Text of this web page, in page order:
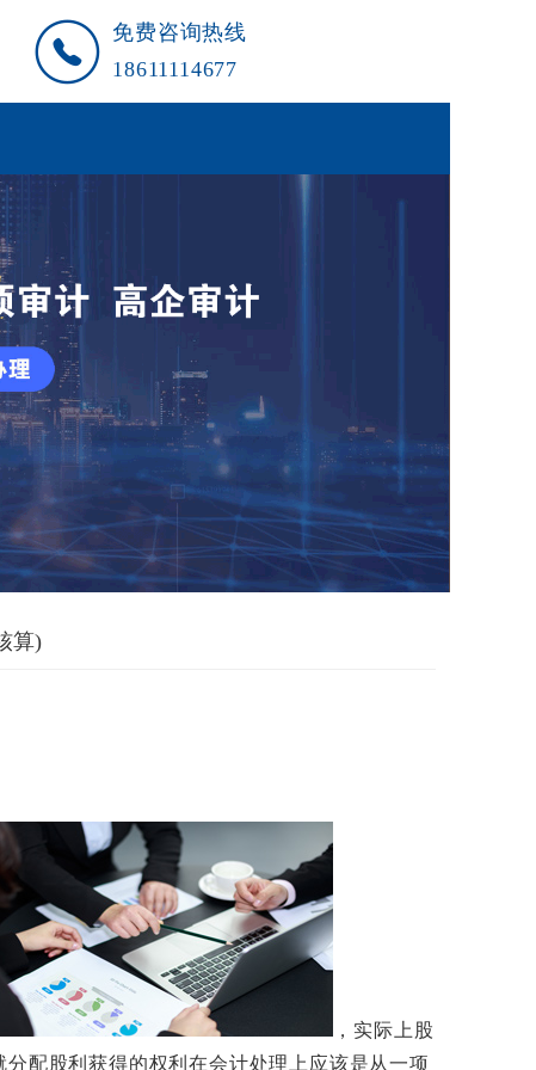
免费咨询热线
18611114677
算)
，实际上股
配股利获得的权利在会计处理上应该是从一项